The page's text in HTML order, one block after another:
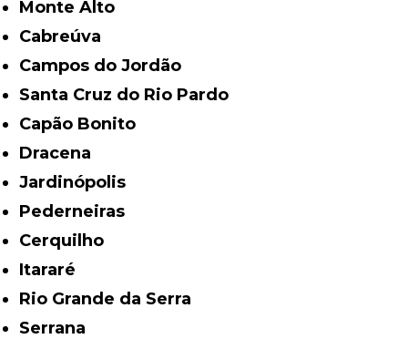
Monte Alto
Cabreúva
Campos do Jordão
Santa Cruz do Rio Pardo
Capão Bonito
Dracena
Jardinópolis
Pederneiras
Cerquilho
Itararé
Rio Grande da Serra
Serrana